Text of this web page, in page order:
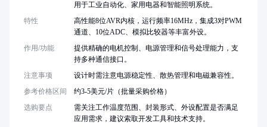
用于工业自动化、家用电器和智能照明系统。
特性
高性能8位AVR内核，运行频率16MHz，集成3对PWM
通道、10位ADC、模拟比较器等丰富外设。
作用/功能
提供精确的电机控制、电源管理和信号处理能力，支
持多种通信接口。
注意事项
设计时需注意电源稳定性、散热管理和电磁兼容性。
参考价格区间
约3-5美元/片（批量采购价格）
选购要点
需关注工作温度范围、封装形式、外设配置是否满足
应用需求，建议索取开发工具和技术支持。